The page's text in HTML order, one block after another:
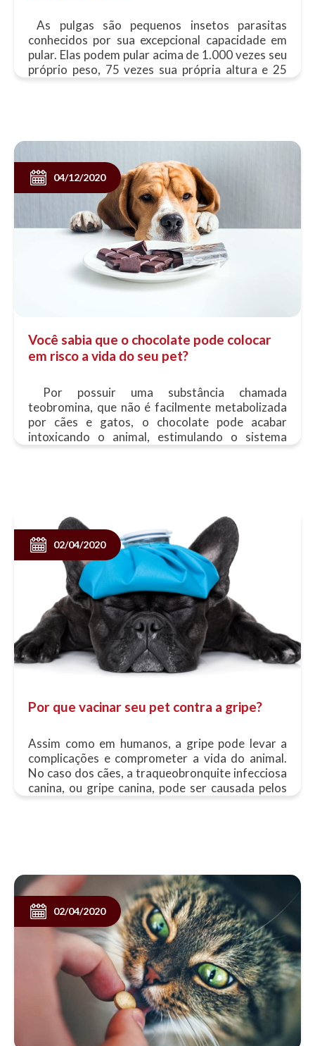
As pulgas são pequenos insetos parasitas
conhecidos por sua excepcional capacidade em
pular. Elas podem pular acima de 1.000 vezes seu
próprio peso, 75 vezes sua própria altura e 25
Você sabia que o chocolate pode colocar
em risco a vida do seu pet?
04/12/2020
Por possuir uma substância chamada
teobromina, que não é facilmente metabolizada
por cães e gatos, o chocolate pode acabar
intoxicando o animal, estimulando o sistema
Por que vacinar seu pet contra a gripe?
02/04/2020
Assim como em humanos, a gripe pode levar a
complicações e comprometer a vida do animal.
No caso dos cães, a traqueobronquite infecciosa
canina, ou gripe canina, pode ser causada pelos
02/04/2020